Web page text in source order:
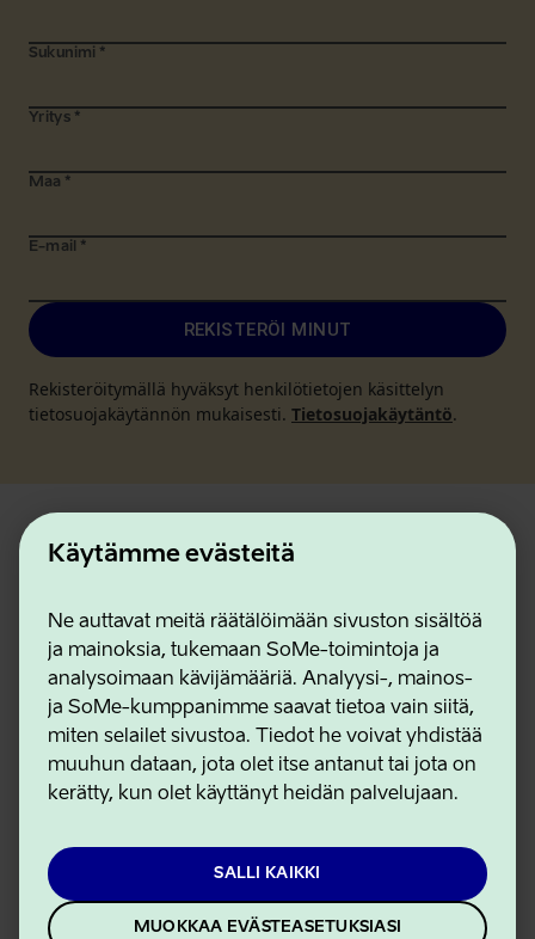
Käytämme evästeitä
Ne auttavat meitä räätälöimään sivuston sisältöä
ja mainoksia, tukemaan SoMe-toimintoja ja
analysoimaan kävijämääriä. Analyysi-, mainos-
ja SoMe-kumppanimme saavat tietoa vain siitä,
miten selailet sivustoa. Tiedot he voivat yhdistää
muuhun dataan, jota olet itse antanut tai jota on
kerätty, kun olet käyttänyt heidän palvelujaan.
SALLI KAIKKI
MUOKKAA EVÄSTEASETUKSIASI
Sukunimi *
Yritys *
Maa *
E-mail *
REKISTERÖI MINUT
Rekisteröitymällä hyväksyt henkilötietojen käsittelyn
tietosuojakäytännön mukaisesti. Tietosuojakäytäntö.
Matkailijoille
Näe ja koe
Minne mennä
Matkasuunnitelma
Tapahtumat
Meistä
Ammattilaisille